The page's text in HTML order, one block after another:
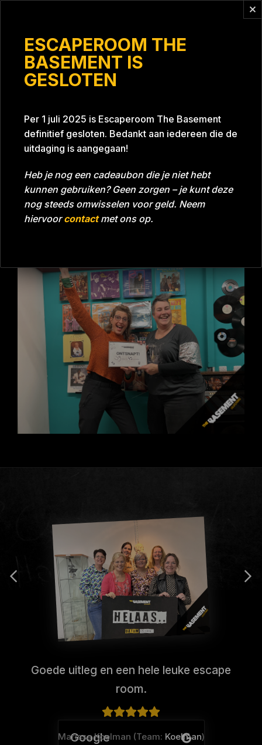
ESCAPEROOM THE
BASEMENT IS
GESLOTEN
Per 1 juli 2025 is Escaperoom The Basement
definitief gesloten. Bedankt aan iedereen die de
uitdaging is aangegaan!
Heb je nog een cadeaubon die je niet hebt
kunnen gebruiken? Geen zorgen – je kunt deze
nog steeds omwisselen voor geld. Neem
hiervoorcontactmet ons op.
Tijd 59:45 Datum 19-12-2022
Room Grill With A Thrill
Goede uitleg en een hele leuke escape
room.
Marissa Koelman (Team: Koelman)
Google